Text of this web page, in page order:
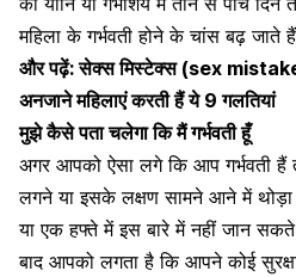
महिला के गर्भवती होने के चांस बढ़ जाते
और पढ़ें:सेक्स मिस्टेक्स (sex
अनजाने महिलाएं करती हैं ये 9 गलतियां
मुझे कैसे पता चलेगा कि मैं गर्भवती हूँ
अगर आपको ऐसा लगे कि आप गर्भवती हैं
लगने या इसके लक्षण सामने आने में
या एक हफ्ते में इस बारे में नहीं जान
बाद आपको लगता है कि आपने कोई